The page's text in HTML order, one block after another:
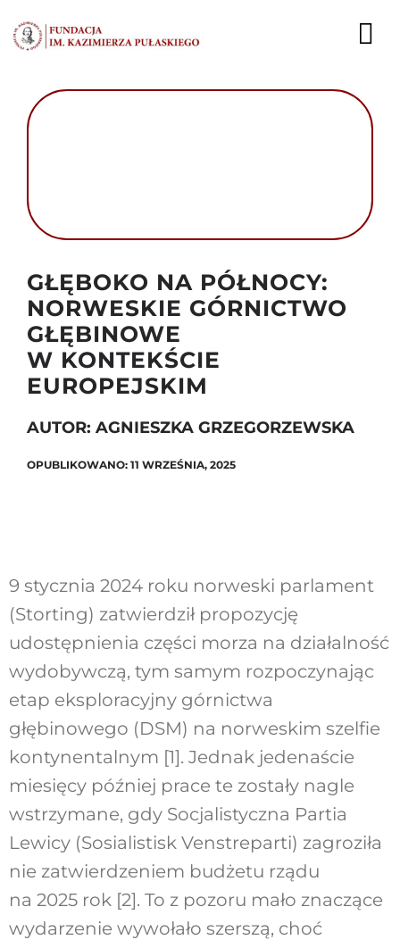
do
zawartości
DZIAŁALNOŚĆ
FUNDACJA
Szukaj
GŁĘBOKO NA PÓŁNOCY:
NORWESKIE GÓRNICTWO
GŁĘBINOWE
W KONTEKŚCIE
EUROPEJSKIM
AUTOR: AGNIESZKA GRZEGORZEWSKA
OPUBLIKOWANO: 11 WRZEŚNIA, 2025
9 stycznia 2024 roku norweski parlament
(Storting) zatwierdził propozycję
udostępnienia części morza na działalność
wydobywczą, tym samym rozpoczynając
etap eksploracyjny górnictwa
głębinowego (DSM) na norweskim szelfie
kontynentalnym [1]. Jednak jedenaście
miesięcy później prace te zostały nagle
wstrzymane, gdy Socjalistyczna Partia
Lewicy (Sosialistisk Venstreparti) zagroziła
nie zatwierdzeniem budżetu rządu
na 2025 rok [2]. To z pozoru mało znaczące
wydarzenie wywołało szerszą, choć